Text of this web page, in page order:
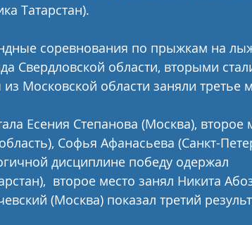
Татарстан).
соревнования по прыжкам на
Свердловской области, вторыми
Московской области заняли третье
Есения Степанова (Москва), второе
Софья Афанасьева (Санкт-
дисциплине победу одержал
второе место занял Никита
(Москва) показал третий